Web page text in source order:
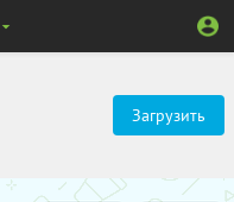
Загрузить